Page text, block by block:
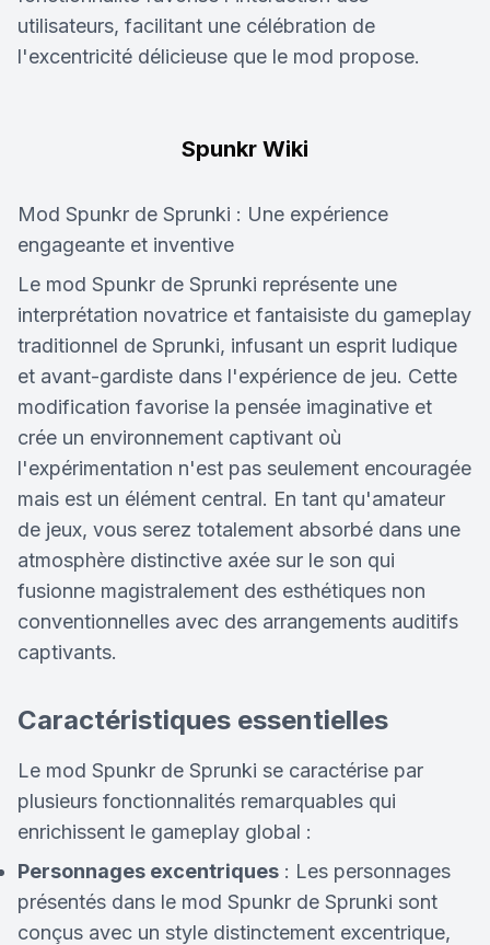
utilisateurs, facilitant une célébration de
l'excentricité délicieuse que le mod propose.
Spunkr Wiki
Mod Spunkr de Sprunki : Une expérience
engageante et inventive
Le mod Spunkr de Sprunki représente une
interprétation novatrice et fantaisiste du gameplay
traditionnel de Sprunki, infusant un esprit ludique
et avant-gardiste dans l'expérience de jeu. Cette
modification favorise la pensée imaginative et
crée un environnement captivant où
l'expérimentation n'est pas seulement encouragée
mais est un élément central. En tant qu'amateur
de jeux, vous serez totalement absorbé dans une
atmosphère distinctive axée sur le son qui
fusionne magistralement des esthétiques non
conventionnelles avec des arrangements auditifs
captivants.
Caractéristiques essentielles
Le mod Spunkr de Sprunki se caractérise par
plusieurs fonctionnalités remarquables qui
enrichissent le gameplay global :
Personnages excentriques : Les personnages
présentés dans le mod Spunkr de Sprunki sont
conçus avec un style distinctement excentrique,